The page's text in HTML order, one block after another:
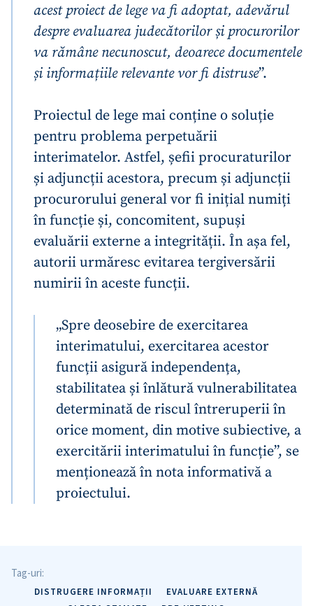
SUSȚINE
acest proiect de lege va fi adoptat, adevărul
despre evaluarea judecătorilor și procurorilor
va rămâne necunoscut, deoarece documentele
și informațiile relevante vor fi distruse”.
Proiectul de lege mai conține o soluție
pentru problema perpetuării
interimatelor. Astfel, șefii procuraturilor
și adjuncții acestora, precum și adjuncții
procurorului general vor fi inițial numiți
în funcție și, concomitent, supuși
evaluării externe a integrității. În așa fel,
autorii urmăresc evitarea tergiversării
numirii în aceste funcții.
„Spre deosebire de exercitarea
interimatului, exercitarea acestor
funcții asigură independența,
stabilitatea și înlătură vulnerabilitatea
determinată de riscul întreruperii în
orice moment, din motive subiective, a
exercitării interimatului în funcție”, se
menționează în nota informativă a
proiectului.
Tag-uri:
DISTRUGERE INFORMAȚII
EVALUARE EXTERNĂ